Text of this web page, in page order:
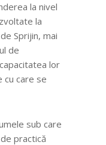
la nivel
la
Sprijin, mai
de
lor
cu care se
sub care
practică